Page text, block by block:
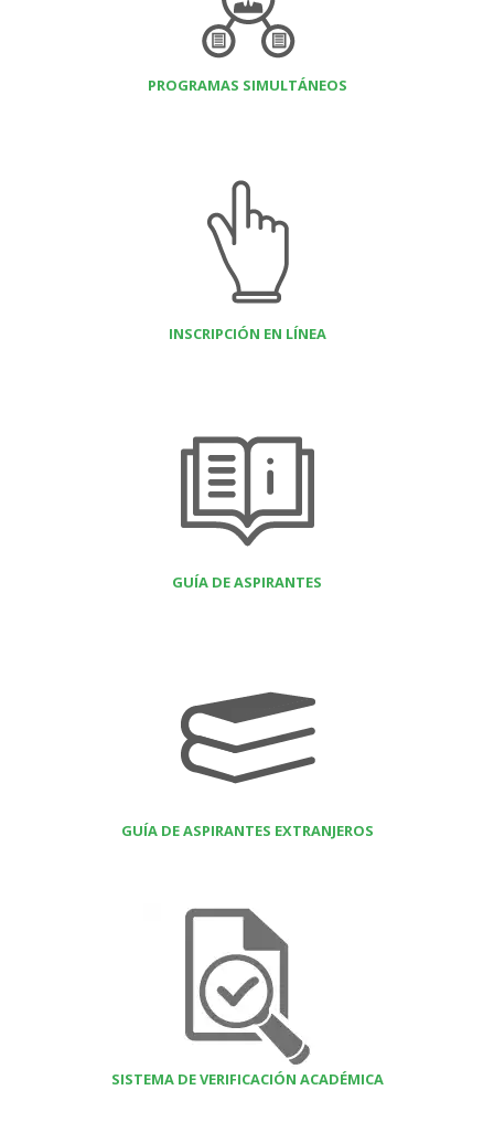
PROGRAMAS SIMULTÁNEOS
INSCRIPCIÓN EN LÍNEA
GUÍA DE ASPIRANTES
GUÍA DE ASPIRANTES EXTRANJEROS
SISTEMA DE VERIFICACIÓN ACADÉMICA